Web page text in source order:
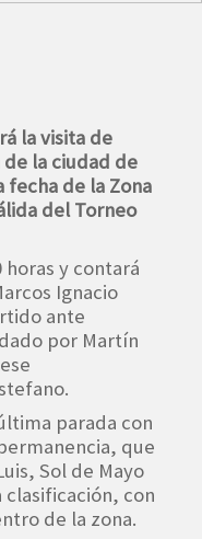
la visita de
la ciudad de
fecha de la Zona
del Torneo
horas y contará
Ignacio
ante
por Martín
parada con
que
Sol de Mayo
con
de la zona.